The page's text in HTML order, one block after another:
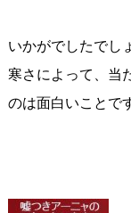
いかがでしたでし
寒さによって、当
のは面白いことで